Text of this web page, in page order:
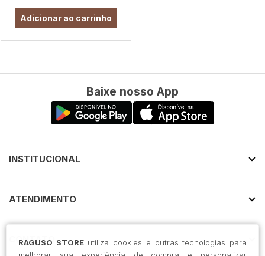
RAGUSO STOREutiliza cookies e outras tecnologias para
Adicionar ao carrinho
Baixe nosso App
INSTITUCIONAL
ATENDIMENTO
CONTATO